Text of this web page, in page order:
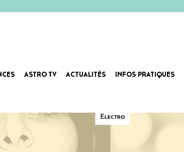
ASTRO TV ACTUALITÉS INFOS PRATIQUES
Electro